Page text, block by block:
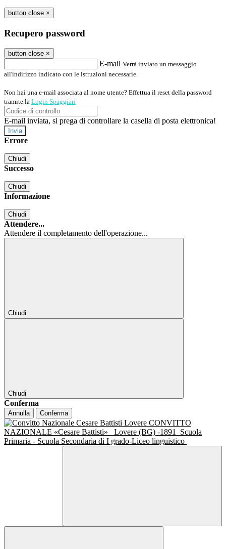
button close ×
Recupero password
button close ×
E-mail Verrà inviato un messaggio
all'indirizzo indicato con le istruzioni necessarie.
Non hai una e-mail associata al nome utente? Effettua il reset della password
tramite la Login Spaggiari
E-mail inviata, si prega di controllare la casella di posta elettronica!
Errore
Chiudi
Successo
Chiudi
Informazione
Chiudi
Attendere...
Attendere il completamento dell'operazione...
Chiudi
Chiudi
Conferma
Annulla Conferma
CONVITTO
NAZIONALE «Cesare Battisti»
Lovere (BG) -1891
Scuola
Primaria - Scuola Secondaria di I grado-Liceo linguistico